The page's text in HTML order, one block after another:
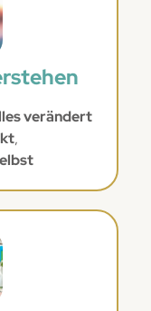
verändert
,